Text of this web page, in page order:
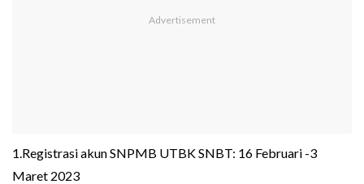
1.Registrasi akun SNPMB UTBK SNBT: 16 Februari -3
Maret 2023